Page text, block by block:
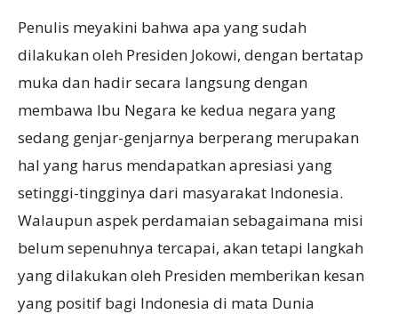
Penulis meyakini bahwa apa yang sudah
dilakukan oleh Presiden Jokowi, dengan bertatap
muka dan hadir secara langsung dengan
membawa Ibu Negara ke kedua negara yang
sedang genjar-genjarnya berperang merupakan
hal yang harus mendapatkan apresiasi yang
setinggi-tingginya dari masyarakat Indonesia.
Walaupun aspek perdamaian sebagaimana misi
belum sepenuhnya tercapai, akan tetapi langkah
yang dilakukan oleh Presiden memberikan kesan
yang positif bagi Indonesia di mata Dunia